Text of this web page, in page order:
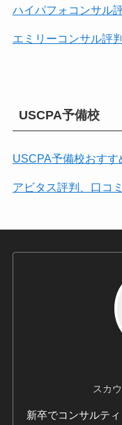
ハイパフォコンサル
エミリーコンサル評
USCPA予備校
USCPA予備校おすす
アビタス評判、口コミ
スカ
新卒でコンサルテ